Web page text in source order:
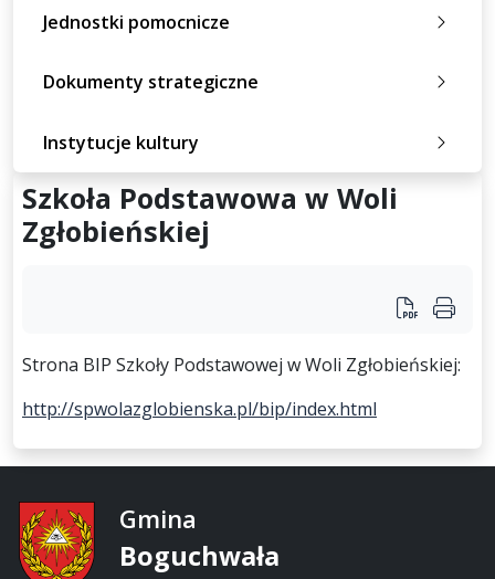
Jednostki pomocnicze
Dokumenty strategiczne
Instytucje kultury
Szkoła Podstawowa w Woli
Zgłobieńskiej
Strona BIP Szkoły Podstawowej w Woli Zgłobieńskiej:
http://spwolazglobienska.pl/bip/index.html
Gmina
Boguchwała